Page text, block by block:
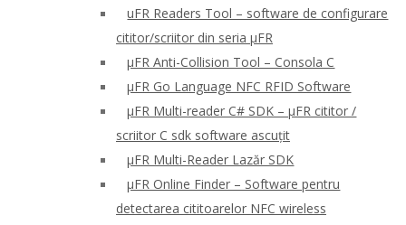
uFR Readers Tool – software de configurare
cititor/scriitor din seria μFR
μFR Anti-Collision Tool – Consola C
μFR Go Language NFC RFID Software
μFR Multi-reader C# SDK – μFR cititor /
scriitor C sdk software ascuțit
μFR Multi-Reader Lazăr SDK
μFR Online Finder – Software pentru
detectarea cititoarelor NFC wireless